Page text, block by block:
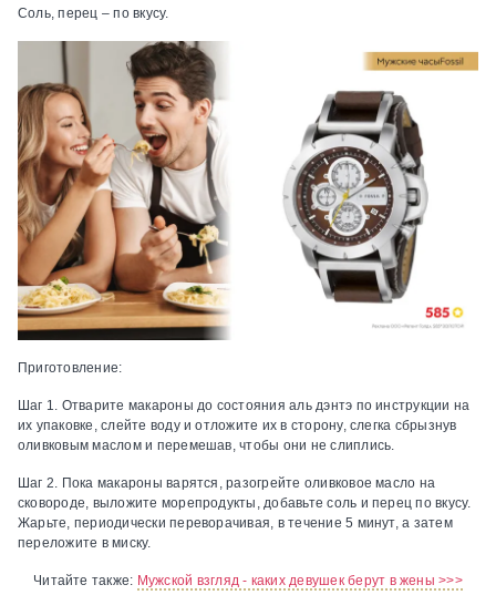
Соль, перец – по вкусу.
Приготовление:
Шаг 1.
Отварите макароны до состояния аль дэнтэ по инструкции на
их упаковке, слейте воду и отложите их в сторону, слегка сбрызнув
оливковым маслом и перемешав, чтобы они не слиплись.
Шаг 2.
Пока макароны варятся, разогрейте оливковое масло на
сковороде, выложите морепродукты, добавьте соль и перец по вкусу.
Жарьте, периодически переворачивая, в течение 5 минут, а затем
переложите в миску.
Читайте также: Мужской взгляд - каких девушек берут в жены >>>